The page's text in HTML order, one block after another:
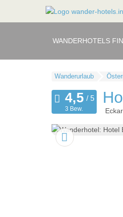
WANDERHOTELS
Wanderurlaub
3 Bew.